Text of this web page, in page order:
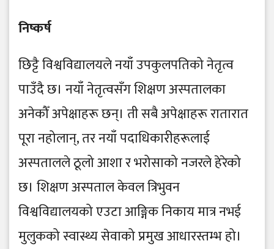
​निष्कर्ष
​छिट्टै विश्वविद्यालयले नयाँ उपकुलपतिको नेतृत्व
पाउँदै छ। नयाँ नेतृत्वसँग शिक्षण अस्पतालका
अनेकौँ अपेक्षाहरू छन्। ती सबै अपेक्षाहरू रातारात
पूरा नहोलान्, तर नयाँ पदाधिकारीहरूलाई
अस्पतालले ठूलो आशा र भरोसाको नजरले हेरेको
छ। शिक्षण अस्पताल केवल त्रिभुवन
विश्वविद्यालयको एउटा आङ्गिक निकाय मात्र नभई
मुलुकको स्वास्थ्य सेवाको प्रमुख आधारस्तम्भ हो।